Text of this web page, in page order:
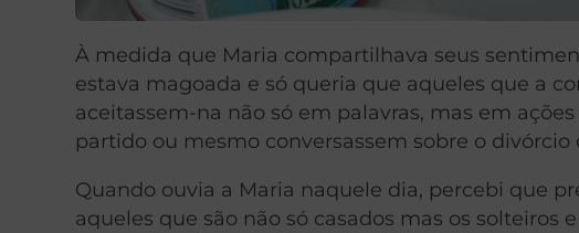
À medida que Maria compartilhava seus
estava magoada e só queria que aqueles que a
aceitassem-na não só em palavras, mas em
partido ou mesmo conversassem sobre o
Quando ouvia a Maria naquele dia, percebi que
aqueles que são não só casados mas os